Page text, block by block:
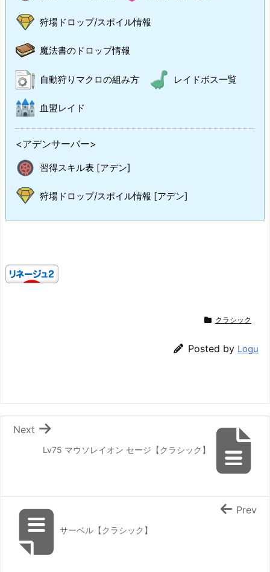
狩場ドロップ/スポイル情報
魔法書のドロップ情報
自動狩りマクロの組み方 レイドボス一覧
血盟レイド
<アデンサーバー>
習得スキル表 [アデン]
狩場ドロップ/スポイル情報 [アデン]
クラシック
Posted by Logu
Lv75 マウソレイオン セージ【クラシック】
Next
サーベル【クラシック】
Prev